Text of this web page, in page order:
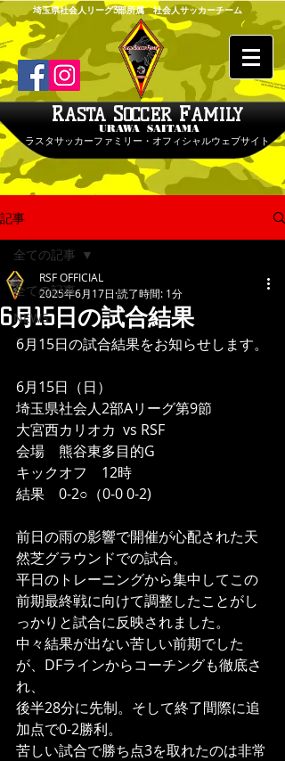
埼玉県社会人リーグ3部所属 社会人サッカーチーム
RASTASOCCERFAMILY
URAWA SAITAMA
ラスタサッカーファミリー・オフィシャルウェブサイト
記事
全ての記事
NEWS
全ての記事
6月15日の試合結果
RSF OFFICIAL
2025年6月17日 読了時間: 1分
6月15日の試合結果をお知らせします。
6月15日（日）
埼玉県社会人2部Aリーグ第9節
大宮西カリオカ  vs RSF
会場　熊谷東多目的G
キックオフ　12時
結果　0-2○（0-0 0-2)
前日の雨の影響で開催が心配された天
然芝グラウンドでの試合。
平日のトレーニングから集中してこの
前期最終戦に向けて調整したことがし
っかりと試合に反映されました。
中々結果が出ない苦しい前期でした
が、DFラインからコーチングも徹底さ
れ、
後半28分に先制。そして終了間際に追
加点で0-2勝利。
苦しい試合で勝ち点3を取れたのは非常